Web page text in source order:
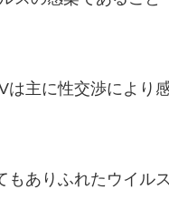
は主に性交渉により
もありふれたウイルス